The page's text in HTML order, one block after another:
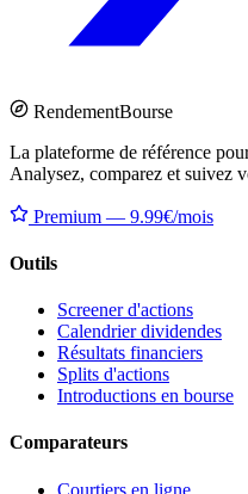
RendementBourse
La plateforme de référence
Analysez, comparez et suivez
Premium — 9.99€/mois
Outils
Screener d'actions
Calendrier dividendes
Résultats financiers
Splits d'actions
Introductions en bourse
Comparateurs
Courtiers en ligne